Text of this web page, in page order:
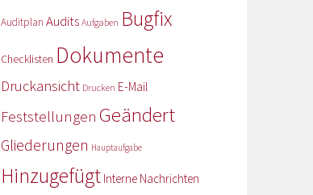
Auditplan Audits Aufgaben Bugfix
Checklisten Dokumente
Druckansicht Drucken E-Mail
Feststellungen Geändert
Gliederungen Hauptaufgabe
Hinzugefügt Interne Nachrichten